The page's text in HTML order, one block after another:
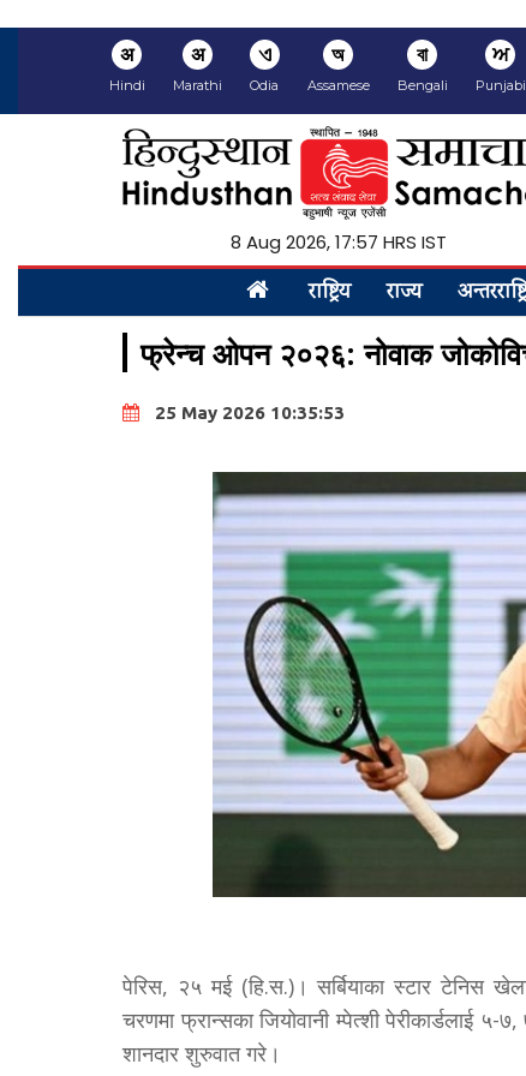
अ
Hindi
अ
Marathi
ଏ
Odia
অ
Assamese
বা
Bengali
ਅ
Punjabi
8 Aug 2026, 17:57 HRS IST
राष्ट्रिय राज्य
फ्रेन्च ओपन २०२६: नोवाक
25 May 2026 10:35:53
पेरिस, २५ मई (हि.स.)। सर्बियाका स्टार टेनिस
चरणमा फ्रान्सका जियोवानी म्पेत्शी पेरीकार्डलाई
शानदार शुरुवात गरे।